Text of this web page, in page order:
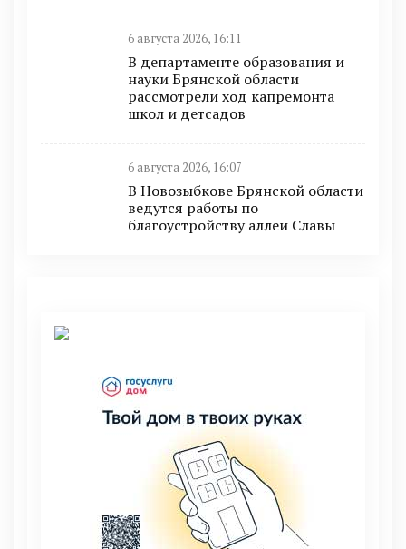
6 августа 2026, 16:11
В департаменте образования и
науки Брянской области
рассмотрели ход капремонта
школ и детсадов
6 августа 2026, 16:07
В Новозыбкове Брянской области
ведутся работы по
благоустройству аллеи Славы